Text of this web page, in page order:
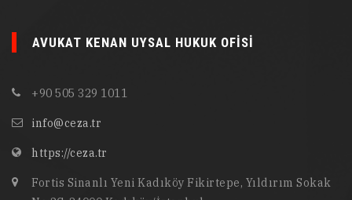
AVUKAT KENAN UYSAL HUKUK OFISI
+90 505 329 1011
info@ceza.tr
https://ceza.tr
Fortis Sinanlı Yeni Kadıköy Fikirtepe, Yıldırım Sokak